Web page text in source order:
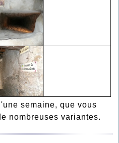
semaine, que vous
nombreuses variantes.